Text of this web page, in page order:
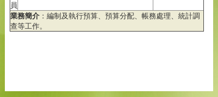
員
業務簡介 ：編制及執行預算、預算分配、帳務處理、統計調
查等工作。